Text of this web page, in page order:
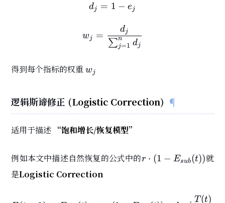
d_j = 1 - e_j
dj = 1 − ej
w_j =
wj =
∑j=1
n dj
dj
得到每个指标的权重w_j
wj
逻辑斯谛修正 (Logistic Correction)
适用于描述 “饱和增长/恢复模型”
例如本文中描述自然恢复的公式中的r\cdot(1-
E_{sub}
r ⋅ (1 − Esub(t))就
是Logistic Correction
T (t)